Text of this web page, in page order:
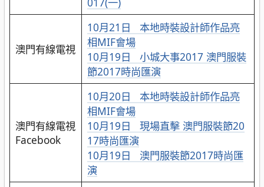
澳門有線電視
10月21日 本地時裝設計師作品亮
相MIF會場
10月19日 小城大事2017 澳門服裝
節2017時尚匯演
澳門有線電視
Facebook
10月20日 本地時裝設計師作品亮
相MIF會場
10月19日 現場直擊 澳門服裝節20
17時尚匯演
10月19日 澳門服裝節2017時尚匯
演